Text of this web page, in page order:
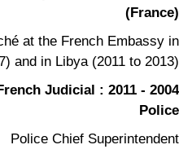
(France)
at the French Embassy in
and in Libya (2011 to 2013)
French Judicial
Police
Police Chief Superintendent